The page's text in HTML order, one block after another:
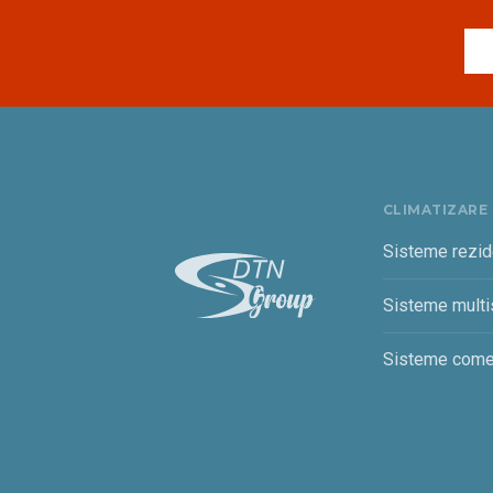
CLIMATIZARE
Sisteme
Sisteme
Sisteme